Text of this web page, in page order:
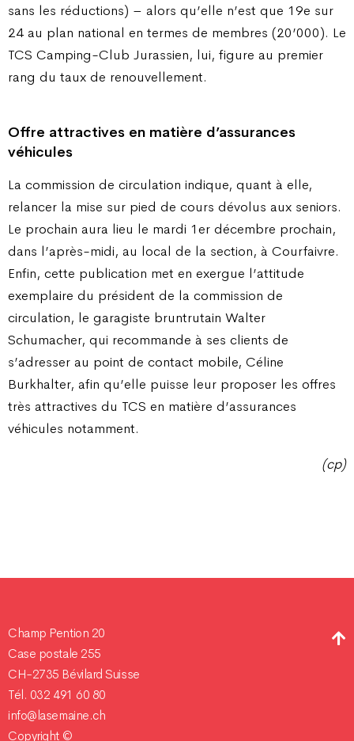
sans les réductions) – alors qu’elle n’est que 19e sur
24 au plan national en termes de membres (20’000). Le
TCS Camping-Club Jurassien, lui, figure au premier
rang du taux de renouvellement.
Offre attractives en matière d’assurances
véhicules
La commission de circulation indique, quant à elle,
relancer la mise sur pied de cours dévolus aux seniors.
Le prochain aura lieu le mardi 1er décembre prochain,
dans l’après-midi, au local de la section, à Courfaivre.
Enfin, cette publication met en exergue l’attitude
exemplaire du président de la commission de
circulation, le garagiste bruntrutain Walter
Schumacher, qui recommande à ses clients de
s’adresser au point de contact mobile, Céline
Burkhalter, afin qu’elle puisse leur proposer les offres
très attractives du TCS en matière d’assurances
véhicules notamment.
(cp)
Champ Pention 20
Case postale 255
CH-2735 Bévilard Suisse
Tél. 032 491 60 80
info@lasemaine.ch
Copyright ©